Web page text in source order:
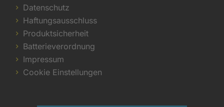
Datenschutz
Haftungsausschluss
Produktsicherheit
Batterieverordnung
Impressum
Cookie Einstellungen